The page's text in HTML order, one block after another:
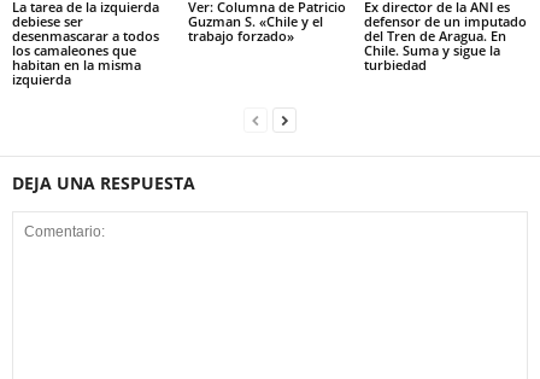
La tarea de la izquierda
debiese ser
desenmascarar a todos
los camaleones que
habitan en la misma
izquierda
Ver: Columna de Patricio
Guzman S. «Chile y el
trabajo forzado»
Ex director de la ANI es
defensor de un imputado
del Tren de Aragua. En
Chile. Suma y sigue la
turbiedad
DEJA UNA RESPUESTA